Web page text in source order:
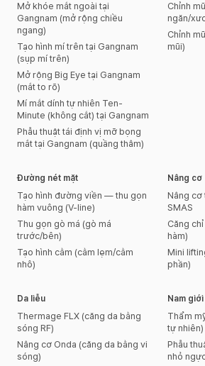
Mở khóe mắt ngoài tại
Gangnam (mở rộng chiều
ngang)
Tạo hình mí trên tại Gangnam
(sụp mí trên)
Mở rộng Big Eye tại Gangnam
(mắt to rõ)
Mí mắt dính tự nhiên Ten-
Minute (không cắt) tại Gangnam
Phẫu thuật tái định vị mỡ bọng
mắt tại Gangnam (quầng thâm)
Chỉnh
ngăn/
Chỉnh
mũi)
Đường nét mặt
Tạo hình đường viền — thu gọn
hàm vuông (V-line)
Thu gọn gò má (gò má
trước/bên)
Tạo hình cằm (cằm lẹm/cằm
nhô)
Nâng cơ
Nâng cơ
SMAS
Căng
hàm)
Mini
phần)
Da liễu
Thermage FLX (căng da bằng
sóng RF)
Nâng cơ Onda (căng da bằng vi
sóng)
Nam giới
Thẩm
tự nhiên)
Phẫu
nhỏ